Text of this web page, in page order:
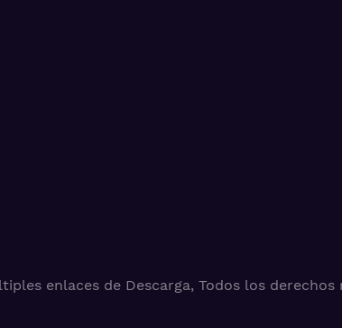
enlaces de Descarga, Todos los derechos